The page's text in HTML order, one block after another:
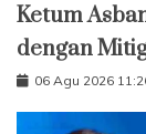
Ketum
dengan
06 Agu 2026